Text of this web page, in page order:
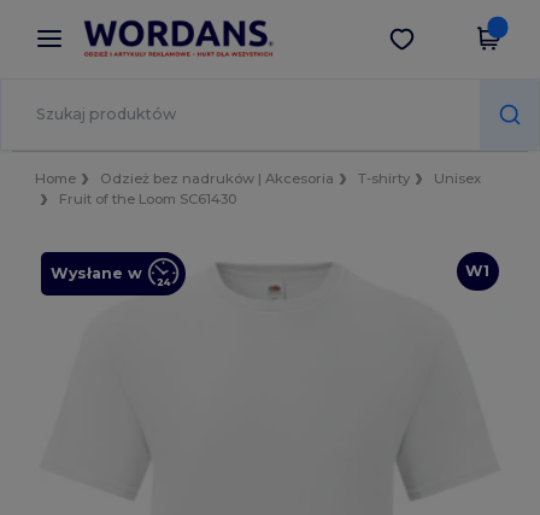
× Aplikacja Wordans
Lepsze ceny w aplikacji!
Pobierz app
Home Odzież bez nadruków | Akcesoria T-shirty
Unisex
Fruit of the Loom SC61430
W1
Wysłane w